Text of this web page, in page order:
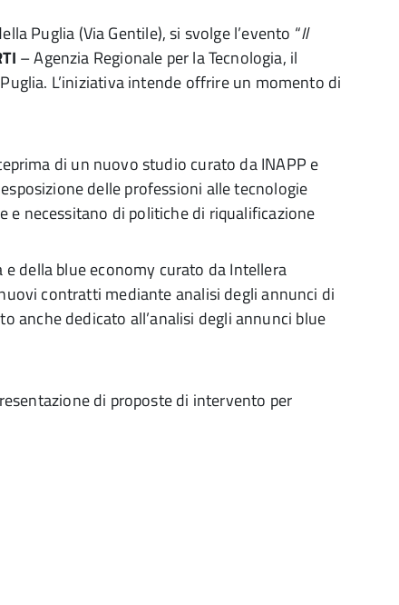
Puglia (Via Gentile), si svolge l’evento “Il
– Agenzia Regionale per la Tecnologia, il
L’iniziativa intende offrire un momento di
di un nuovo studio curato da INAPP e
delle professioni alle tecnologie
e necessitano di politiche di riqualificazione
della blue economy curato da Intellera
contratti mediante analisi degli annunci di
anche dedicato all’analisi degli annunci blue
di proposte di intervento per